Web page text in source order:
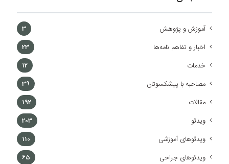
آموزش و پژوهش 3
اخبار و تفاهم نامه‌ها 23
خدمات 12
مصاحبه با پیشکسوتان 39
مقالات 192
ویدئو 203
ویدئوهای آموزشی 110
ویدئوهای جراحی 65